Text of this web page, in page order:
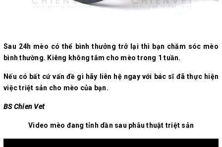
Sau 24h mèo có thể bình thưởng trở lại thì bạn chăm sóc mèo
bình thường. Kiêng không tắm cho mèo trong 1 tuần.
Nếu có bất cứ vấn đề gì hãy liên hệ ngay với bác sĩ đã thực hiện
việc triệt sản cho mèo của bạn.
BS Chien Vet
Video mèo đang tỉnh dần sau phẫu thuật triệt sản